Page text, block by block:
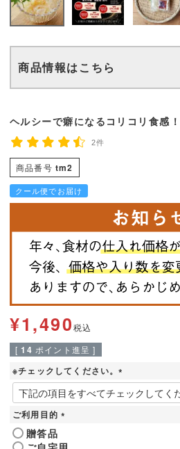
商品情報はこちら
ヘルシーで癖になるコリコリ食感！
2件
商品番号 tm2
クール便でお届け
¥1,490税込
[ 14 ポイント進呈 ]
※チェックしてください。
(
必
ご利用目的
必
贈答品